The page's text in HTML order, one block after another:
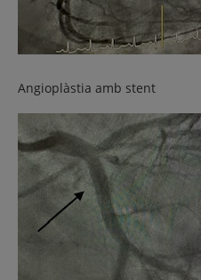
Angioplàstia amb stent